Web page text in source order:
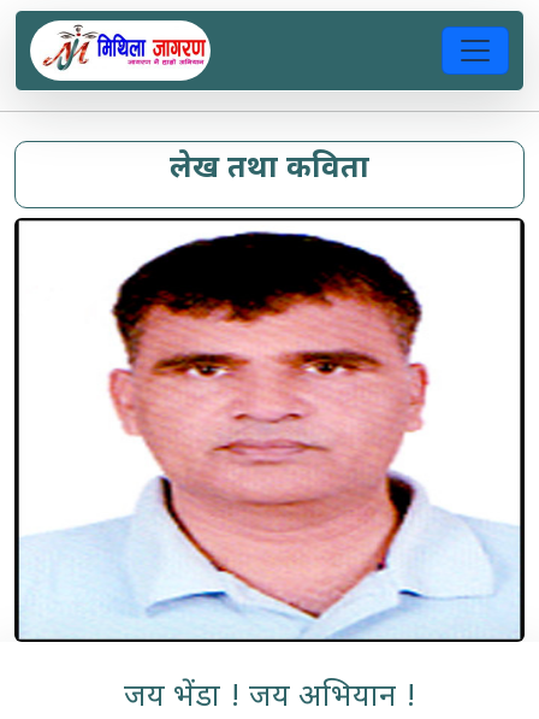
लेख तथा कविता
जय भेंडा ! जय अभियान !